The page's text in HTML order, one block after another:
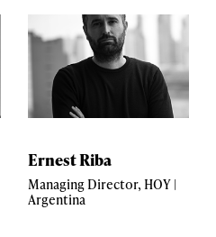
Ernest Riba
Managing Director, HOY |
Argentina